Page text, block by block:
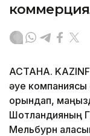
АСТАНА.
әуе компаниясы
орындап,
Шотландияның
Мельбурн